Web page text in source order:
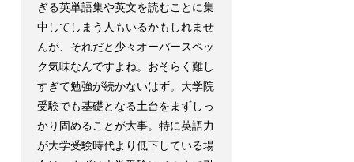
ぎる英単語集や英文を読むことに集
中してしまう人もいるかもしれませ
んが、それだと少々オーバースペッ
ク気味なんですよね。おそらく難し
すぎて勉強が続かないはず。大学院
受験でも基礎となる土台をまずしっ
かり固めることが大事。特に英語力
が大学受験時代より低下している場